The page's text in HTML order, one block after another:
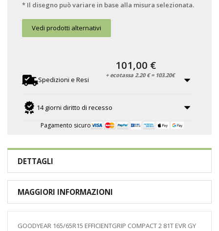
* Il disegno può variare in base alla misura selezionata.
Vedi prodotti alternativi
Spedizioni e Resi
14 giorni diritto di recesso
Pagamento sicuro
101,00 €
+ ecotassa 2.20 € = 103.20€
DETTAGLI
MAGGIORI INFORMAZIONI
GOODYEAR 165/65R15 EFFICIENTGRIP COMPACT 2 81T EVR GY